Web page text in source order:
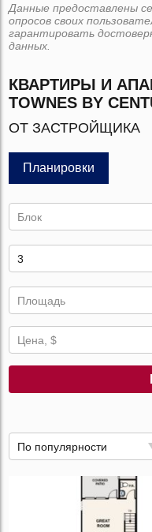
Данные предоставлены
опросов своих
гарантировать
данных.
КВАРТИРЫ И
TOWNES BY
ОТ ЗАСТРОЙЩИКА
Планировки
Блок
3
Площадь
Цена, $
По популярности